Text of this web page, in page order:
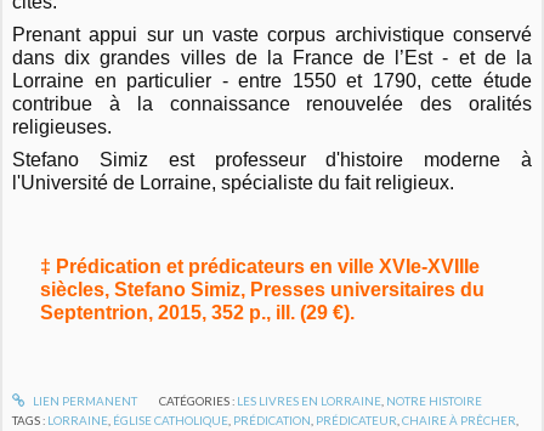
Prenant appui sur un vaste corpus archivistique conservé
dans dix grandes villes de la France de l’Est - et de la
Lorraine en particulier - entre 1550 et 1790, cette étude
contribue à la connaissance renouvelée des oralités
religieuses.
Stefano Simiz est professeur d'histoire moderne à
l'Université de Lorraine, spécialiste du fait religieux.
‡ Prédication et prédicateurs en ville XVIe-XVIIIe
siècles, Stefano Simiz, Presses universitaires du
Septentrion, 2015, 352 p., ill. (29 €).
LIEN PERMANENT CATÉGORIES : LES LIVRES EN LORRAINE, NOTRE HISTOIRE
TAGS : LORRAINE, ÉGLISE CATHOLIQUE, PRÉDICATION, PRÉDICATEUR,CHAIRE À PRÊCHER,